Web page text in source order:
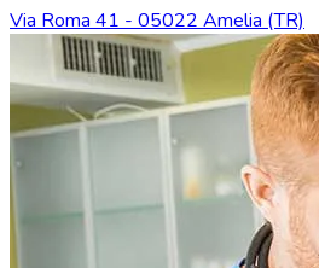
Via Roma 41 - 05022 Amelia (TR)